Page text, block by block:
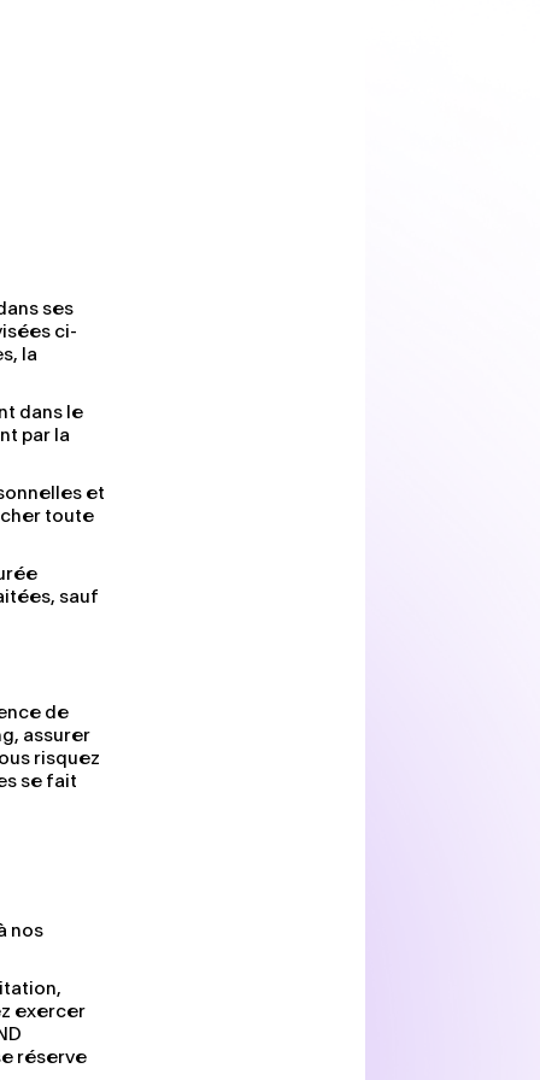
ses
ci-
la
dans le
par la
et
toute
sauf
de
assurer
risquez
se fait
nos
exercer
réserve